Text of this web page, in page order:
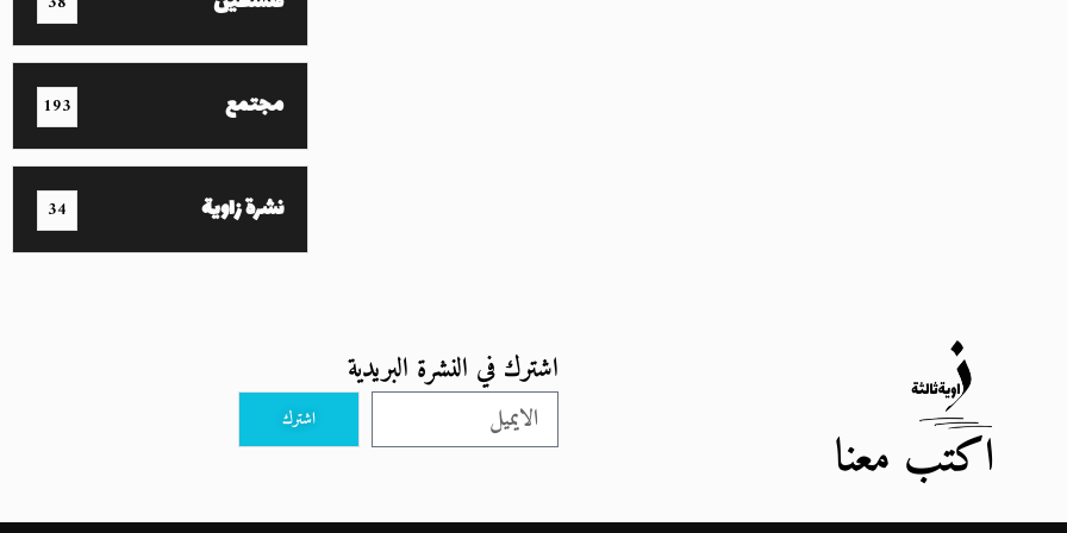
مجتمع 193
نشرة زاوية 34
اكتب معنا
اشترك في النشرة البريدية
اشترك